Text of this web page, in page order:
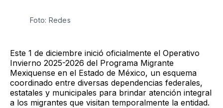
Foto: Redes
Este 1 de diciembre inició oficialmente el Operativo
Invierno 2025-2026 del Programa Migrante
Mexiquense en el Estado de México, un esquema
coordinado entre diversas dependencias federales,
estatales y municipales para brindar atención integral
a los migrantes que visitan temporalmente la entidad.